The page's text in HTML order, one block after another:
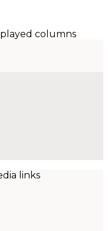
columns
links